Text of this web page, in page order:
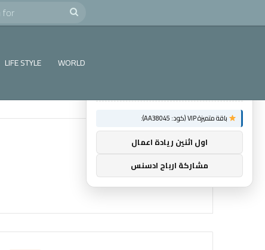
Search
LIFE STYLE WORLD
توصيات : ×
باقة متميزة VIP (كود: AA38045):
اول اثنين ريادة اعمال
مشاركة ارباح ادسنس